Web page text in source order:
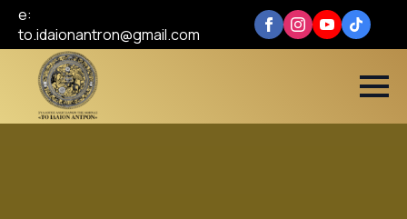
e:
to.idaionantron@gmail.com